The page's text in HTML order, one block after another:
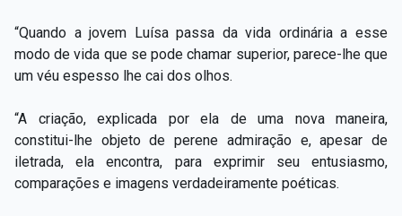
“Quando a jovem Luísa passa da vida ordinária a esse
modo de vida que se pode chamar superior, parece-lhe que
um véu espesso lhe cai dos olhos.
“A criação, explicada por ela de uma nova maneira,
constitui-lhe objeto de perene admiração e, apesar de
iletrada, ela encontra, para exprimir seu entusiasmo,
comparações e imagens verdadeiramente poéticas.